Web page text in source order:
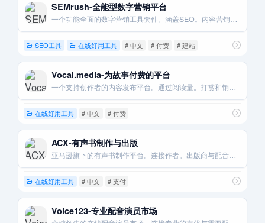
SEMrush-全能型数字营销平台
一个功能全面的数字营销工具套件。涵盖SEO。内容营销。市场研究和付费广告。
SEO工具 在线好用工具 # 中文 # 付费 # 建站
Vocal.media-为故事付费的平台
一个支持创作者的内容发布平台。通过阅读量。打赏和销售等多种方式为故事付费。
在线好用工具 # 中文 # 付费
ACX-有声书制作与出版
亚马逊旗下的有声书制作平台。连接作者。出版商与配音演员和制作人。
在线好用工具 # 中文 # 支付
Voice123-专业配音演员市场